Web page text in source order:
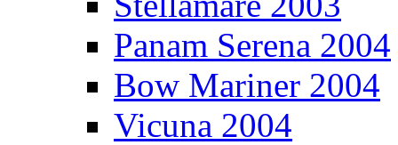
Panam Serena 2004
Bow Mariner 2004
Vicuna 2004